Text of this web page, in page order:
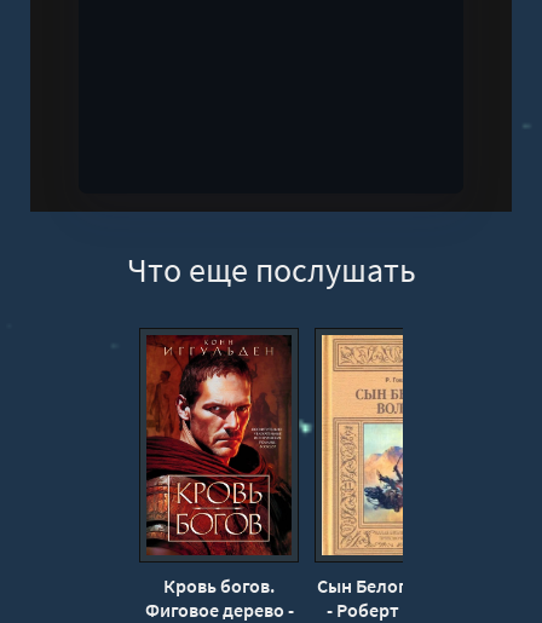
Что еще послушать
Кровь богов.
Фиговое дерево -
Сын Белого Волка
- Роберт Говард